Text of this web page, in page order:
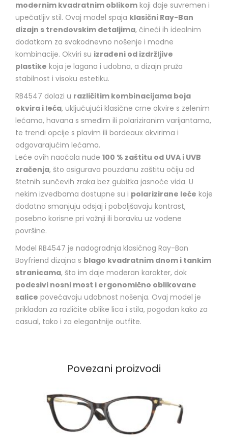
modernim kvadratnim oblikom koji daje suvremen i
upečatljiv stil. Ovaj model spaja klasični Ray-Ban
dizajn s trendovskim detaljima, čineći ih idealnim
dodatkom za svakodnevno nošenje i modne
kombinacije. Okviri su izrađeni od izdržljive
plastike koja je lagana i udobna, a dizajn pruža
stabilnost i visoku estetiku.
RB4547 dolazi u različitim kombinacijama boja
okvira i leća, uključujući klasične crne okvire s zelenim
lećama, havana s smeđim ili polariziranim varijantama,
te trendi opcije s plavim ili bordeaux okvirima i
odgovarajućim lećama.
Leće ovih naočala nude 100 % zaštitu od UVA i UVB
zračenja, što osigurava pouzdanu zaštitu očiju od
štetnih sunčevih zraka bez gubitka jasnoće vida. U
nekim izvedbama dostupne su i polarizirane leće koje
dodatno smanjuju odsjaj i poboljšavaju kontrast,
posebno korisne pri vožnji ili boravku uz vodene
površine.
Model RB4547 je nadogradnja klasičnog Ray-Ban
Boyfriend dizajna s blago kvadratnim dnom i tankim
stranicama, što im daje moderan karakter, dok
podesivi nosni most i ergonomično oblikovane
salice povećavaju udobnost nošenja. Ovaj model je
prikladan za različite oblike lica i stila, pogodan kako za
casual, tako i za elegantnije outfite.
Povezani proizvodi